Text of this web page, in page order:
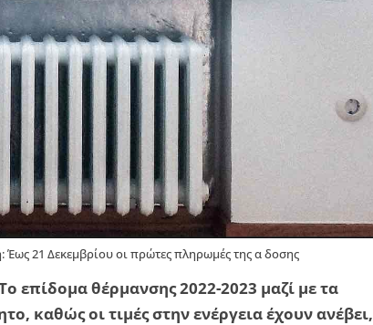
21 Δεκεμβρίου οι πρώτες πληρωμές της α δοσης
επίδομα θέρμανσης 2022-2023 μαζί με τα
καθώς οι τιμές στην ενέργεια έχουν ανέβει,